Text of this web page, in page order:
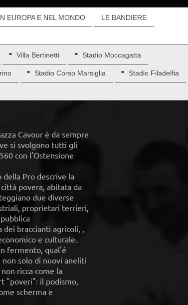
EUROPA E NEL MONDO LE BANDIERE
Villa Bertinetti Stadio Moccagatta
Stadio Corso Marsiglia Stadio Filadelfia
Cavour è da sempre
si svolgono tutti gli
con l'Ostensione
Pro descrive la
povera, abitata da
due diverse
proprietari terrieri,
braccianti agricoli, ,
e culturale.
fermento, qual'é
solo di nuovi aneliti
ricca come la
"poveri": il podismo,
scherma e